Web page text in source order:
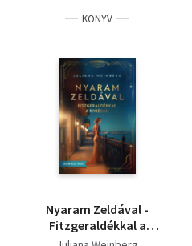
KÖNYV
Nyaram Zeldával -
Fitzgeraldékkal a
Riviérán